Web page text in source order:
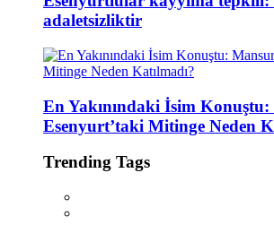
adaletsizliktir
En Yakınındaki İsim
Esenyurt’taki Mitinge Neden
Trending Tags